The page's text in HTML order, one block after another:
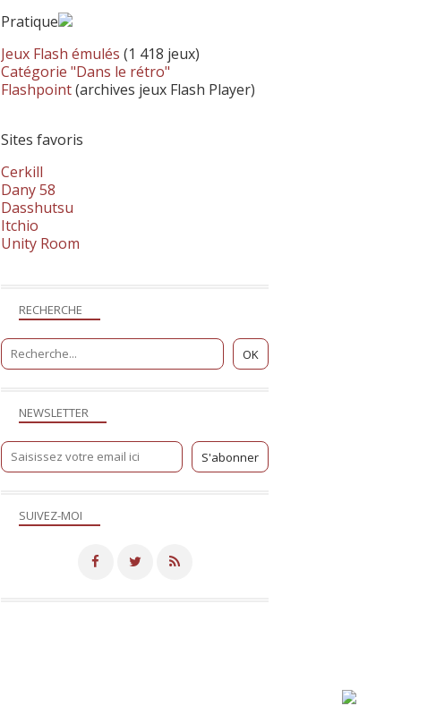
NEWSLETTER
SUIVEZ-MOI
RECHERCHE
Pratique
Jeux Flash émulés (1 418 jeux)
Catégorie "Dans le rétro"
Flashpoint(archives jeux Flash Player)
Sites favoris
Cerkill
Dany 58
Dasshutsu
Itchio
Unity Room